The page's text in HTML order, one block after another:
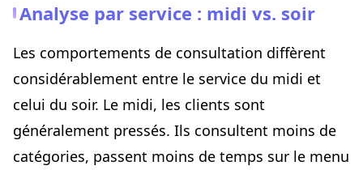
Analyse par service : midi vs. soir
Les comportements de consultation diffèrent
considérablement entre le service du midi et
celui du soir. Le midi, les clients sont
généralement pressés. Ils consultent moins de
catégories, passent moins de temps sur le menu